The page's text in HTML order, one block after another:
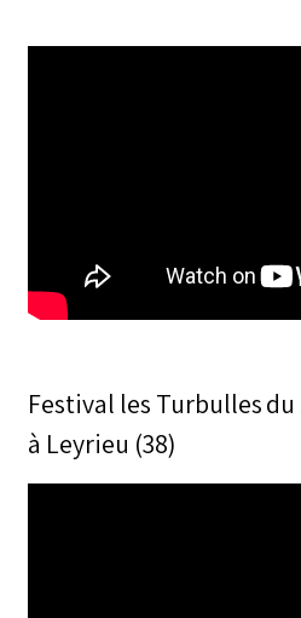
Festival les Turbullesdu
à Leyrieu (38)